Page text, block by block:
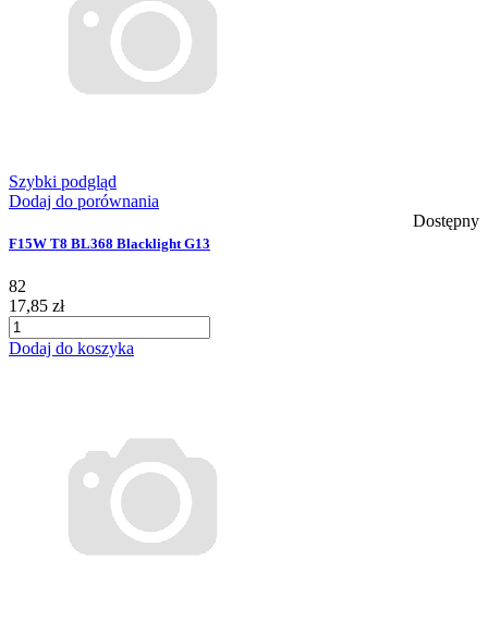
Szybki podgląd
Dodaj do porównania
Dostępny
F15W T8 BL368 Blacklight G13
82
17,85 zł
Dodaj do koszyka